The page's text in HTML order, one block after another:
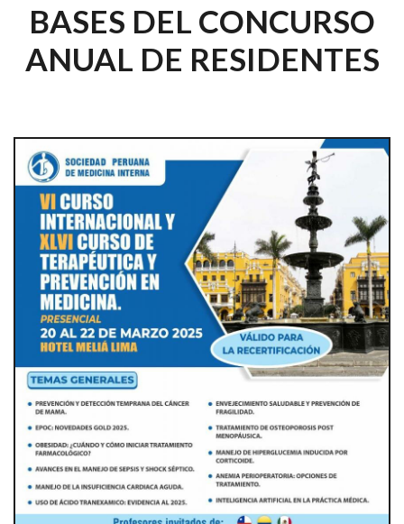
BASES DEL CONCURSO
ANUAL DE RESIDENTES